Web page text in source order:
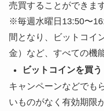
売買することができます
※毎週水曜日13:50〜
間となり、ビットコイ
金）など、すべての機
ビットコインを買う
キャンペーンなどでも
いものがなく有効期限